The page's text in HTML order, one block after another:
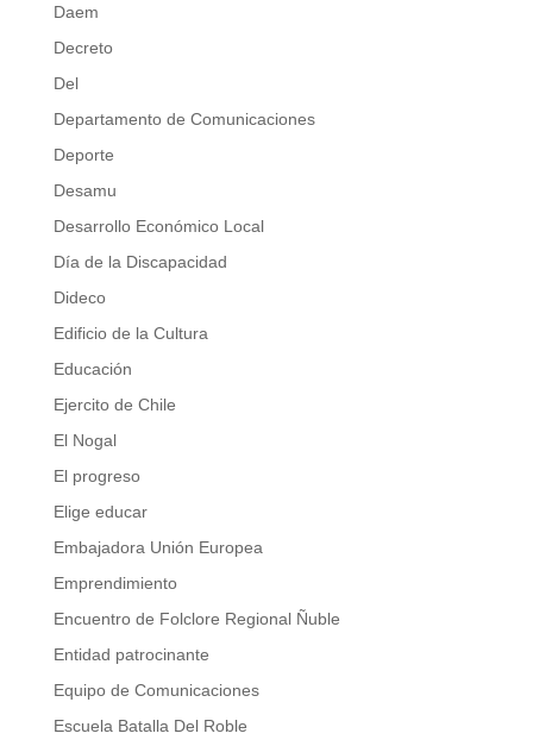
Daem
Decreto
Del
Departamento de Comunicaciones
Deporte
Desamu
Desarrollo Económico Local
Día de la Discapacidad
Dideco
Edificio de la Cultura
Educación
Ejercito de Chile
El Nogal
El progreso
Elige educar
Embajadora Unión Europea
Emprendimiento
Encuentro de Folclore Regional Ñuble
Entidad patrocinante
Equipo de Comunicaciones
Escuela Batalla Del Roble